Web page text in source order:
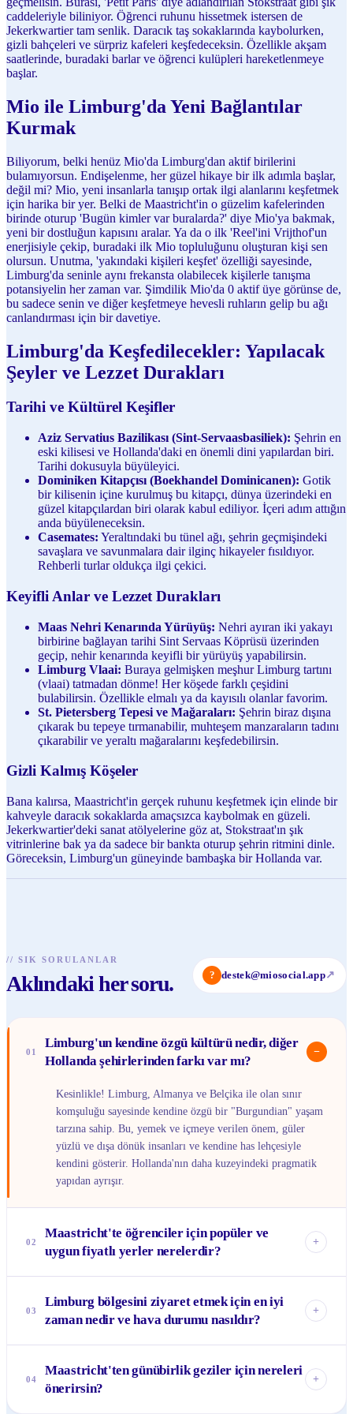
caddeleriyle biliniyor. Öğrenci ruhunu hissetmek istersen de
Jekerkwartier tam senlik. Daracık taş sokaklarında kaybolurken,
gizli bahçeleri ve sürpriz kafeleri keşfedeceksin. Özellikle akşam
saatlerinde, buradaki barlar ve öğrenci kulüpleri hareketlenmeye
başlar.
Mio ile Limburg'da Yeni Bağlantılar
Kurmak
Biliyorum, belki henüz Mio'da Limburg'dan aktif birilerini
bulamıyorsun. Endişelenme, her güzel hikaye bir ilk adımla başlar,
değil mi? Mio, yeni insanlarla tanışıp ortak ilgi alanlarını keşfetmek
için harika bir yer. Belki de Maastricht'in o güzelim kafelerinden
birinde oturup 'Bugün kimler var buralarda?' diye Mio'ya bakmak,
yeni bir dostluğun kapısını aralar. Ya da o ilk 'Reel'ini Vrijthof'un
enerjisiyle çekip, buradaki ilk Mio topluluğunu oluşturan kişi sen
olursun. Unutma, 'yakındaki kişileri keşfet' özelliği sayesinde,
Limburg'da seninle aynı frekansta olabilecek kişilerle tanışma
potansiyelin her zaman var. Şimdilik Mio'da 0 aktif üye görünse de,
bu sadece senin ve diğer keşfetmeye hevesli ruhların gelip bu ağı
canlandırması için bir davetiye.
Limburg'da Keşfedilecekler: Yapılacak
Şeyler ve Lezzet Durakları
Tarihi ve Kültürel Keşifler
Aziz Servatius Bazilikası (Sint-Servaasbasiliek): Şehrin en
eski kilisesi ve Hollanda'daki en önemli dini yapılardan biri.
Tarihi dokusuyla büyüleyici.
Dominiken Kitapçısı (Boekhandel Dominicanen): Gotik
bir kilisenin içine kurulmuş bu kitapçı, dünya üzerindeki en
güzel kitapçılardan biri olarak kabul ediliyor. İçeri adım attığın
anda büyüleneceksin.
Casemates: Yeraltındaki bu tünel ağı, şehrin geçmişindeki
savaşlara ve savunmalara dair ilginç hikayeler fısıldıyor.
Rehberli turlar oldukça ilgi çekici.
Keyifli Anlar ve Lezzet Durakları
Maas Nehri Kenarında Yürüyüş: Nehri ayıran iki yakayı
birbirine bağlayan tarihi Sint Servaas Köprüsü üzerinden
geçip, nehir kenarında keyifli bir yürüyüş yapabilirsin.
Limburg Vlaai: Buraya gelmişken meşhur Limburg tartını
(vlaai) tatmadan dönme! Her köşede farklı çeşidini
bulabilirsin. Özellikle elmalı ya da kayısılı olanlar favorim.
St. Pietersberg Tepesi ve Mağaraları: Şehrin biraz dışına
çıkarak bu tepeye tırmanabilir, muhteşem manzaraların tadını
çıkarabilir ve yeraltı mağaralarını keşfedebilirsin.
Gizli Kalmış Köşeler
Bana kalırsa, Maastricht'in gerçek ruhunu keşfetmek için elinde bir
kahveyle daracık sokaklarda amaçsızca kaybolmak en güzeli.
Jekerkwartier'deki sanat atölyelerine göz at, Stokstraat'ın şık
vitrinlerine bak ya da sadece bir bankta oturup şehrin ritmini dinle.
Göreceksin, Limburg'un güneyinde bambaşka bir Hollanda var.
// SIK SORULANLAR
Aklındaki her soru. ? destek@miosocial.app↗
01
Limburg'un kendine özgü kültürü nedir, diğer
Hollanda şehirlerinden farkı var mı?
−
Kesinlikle! Limburg, Almanya ve Belçika ile olan sınır
komşuluğu sayesinde kendine özgü bir "Burgundian" yaşam
tarzına sahip. Bu, yemek ve içmeye verilen önem, güler
yüzlü ve dışa dönük insanları ve kendine has lehçesiyle
kendini gösterir. Hollanda'nın daha kuzeyindeki pragmatik
yapıdan ayrışır.
02
Maastricht'te öğrenciler için popüler ve
uygun fiyatlı yerler nerelerdir?
+
fiyatlı mekan bulmak mümkün. Jekerkwartier bölgesindeki
barlar ve kafeler öğrenciler arasında oldukça popüler.
da taze ve uygun fiyatlı yiyecekler için harika bir seçenek.
03
Limburg bölgesini ziyaret etmek için en iyi
zaman nedir ve hava durumu nasıldır?
+
sonbahardır (Eylül-Ekim). İlkbaharda doğa canlanır,
sonbaharda ise sarı-kızıl tonlar eşliğinde yürüyüşler
04
Maastricht'ten günübirlik geziler için nereleri
önerirsin?
+